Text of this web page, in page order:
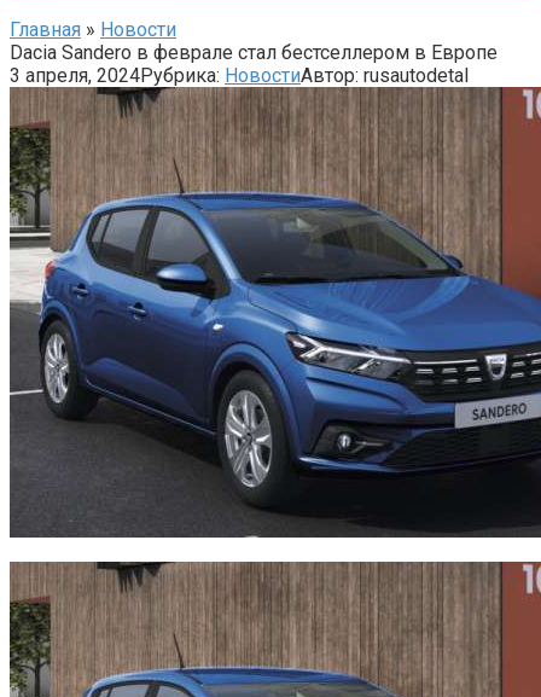
Главная » Новости
Dacia Sandero в феврале стал бестселлером в Европе
3 апреля, 2024Рубрика: НовостиАвтор: rusautodetal